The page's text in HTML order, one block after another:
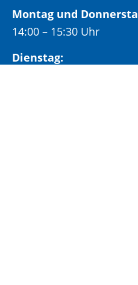
Montag und
14:00 – 15:30 Uhr
Dienstag: 8:00 –